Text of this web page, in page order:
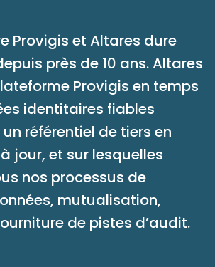
Provigis et Altares dure
près de 10 ans. Altares
Provigis en temps
identitaires fiables
référentiel de tiers en
jour, et sur lesquelles
nos processus de
mutualisation,
de pistes d’audit.